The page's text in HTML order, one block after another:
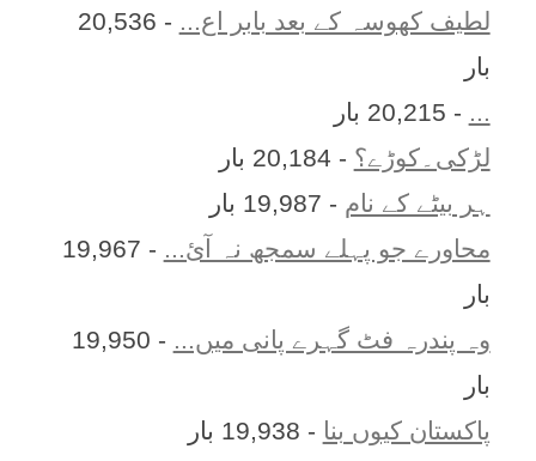
لطیف کھوسہ کے بعد بابر اع...
- 20,536
بار
... - 20,215 بار
لڑکی۔کوڑے؟ - 20,184 بار
ہر بيٹے کے نام - 19,987 بار
محاورے جو پہلے سمجھ نہ آئ...
- 19,967
بار
وہ پندرہ فٹ گہرے پانی میں...
- 19,950
بار
پاکستان کیوں بنا - 19,938 بار